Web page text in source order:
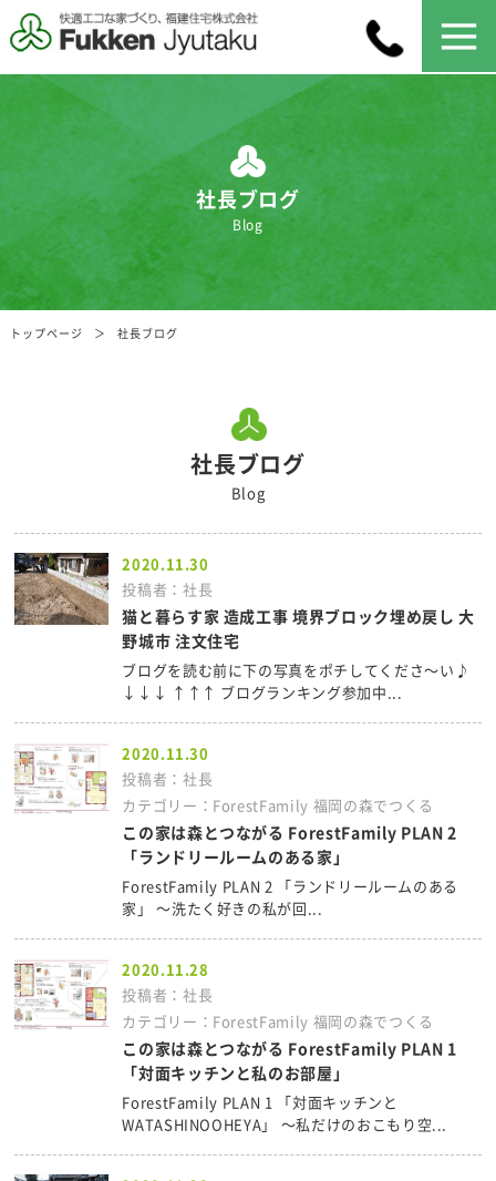
社長ブログ
Blog
トップページ 社長ブログ
社長ブログ
Blog
2020.11.30
投稿者：社長
猫と暮らす家 造成工事 境界ブロック埋め戻し 大
野城市 注文住宅
ブログを読む前に下の写真をポチしてくださ～い♪
↓↓↓ ↑↑↑ ブログランキング参加中...
2020.11.30
投稿者：社長
カテゴリー：ForestFamily 福岡の森でつくる
この家は森とつながる ForestFamily PLAN 2
「ランドリールームのある家」
ForestFamily PLAN 2 「ランドリールームのある
家」 ～洗たく好きの私が回...
2020.11.28
投稿者：社長
カテゴリー：ForestFamily 福岡の森でつくる
この家は森とつながる ForestFamily PLAN 1
「対面キッチンと私のお部屋」
ForestFamily PLAN 1 「対面キッチンと
WATASHINOOHEYA」 ～私だけのおこもり空...